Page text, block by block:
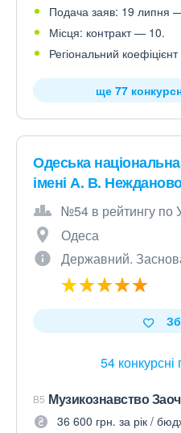
Подача заяв: 19 липня
Місця: контракт — 10.
Регіональний
ще 77
Одеська
імені А. В.
№54 в рейтингу по
Одеса
Державний.
54 конкурсні
B5 Музикознавство
36 600 грн. за рік /